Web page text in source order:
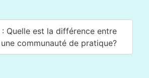
Quelle est la différence entre
communauté de pratique?